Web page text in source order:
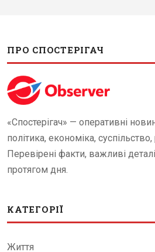
ПРО СПОСТЕРІГАЧ
«Спостерігач» — оперативні
політика, економіка, суспільство,
Перевірені факти, важливі
протягом дня.
КАТЕГОРІЇ
Життя